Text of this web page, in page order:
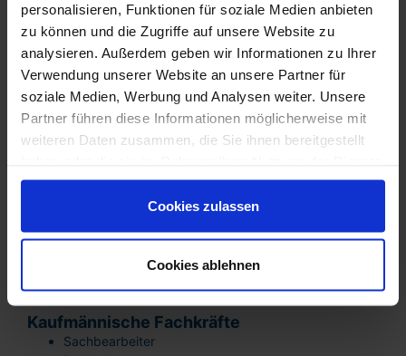
personalisieren, Funktionen für soziale Medien anbieten
zu können und die Zugriffe auf unsere Website zu
analysieren. Außerdem geben wir Informationen zu Ihrer
Verwendung unserer Website an unsere Partner für
soziale Medien, Werbung und Analysen weiter. Unsere
Partner führen diese Informationen möglicherweise mit
weiteren Daten zusammen, die Sie ihnen bereitgestellt
gesammelt haben. Sie sind damit einverstanden und
können Ihre Einwilligung jederzeit mit Wirkung für die
Zukunft widerrufen oder ändern.
Cookies zulassen
Cookies ablehnen
Anlagenführer
Zerspanungsmechaniker
Produktionsfachkräfte
Qualitätssicherung
Metall & Technik
Schlosser
Schweißer
Staplerfahrer
Lagerleitung
Kaufmännische Fachkräfte
Sachbearbeiter